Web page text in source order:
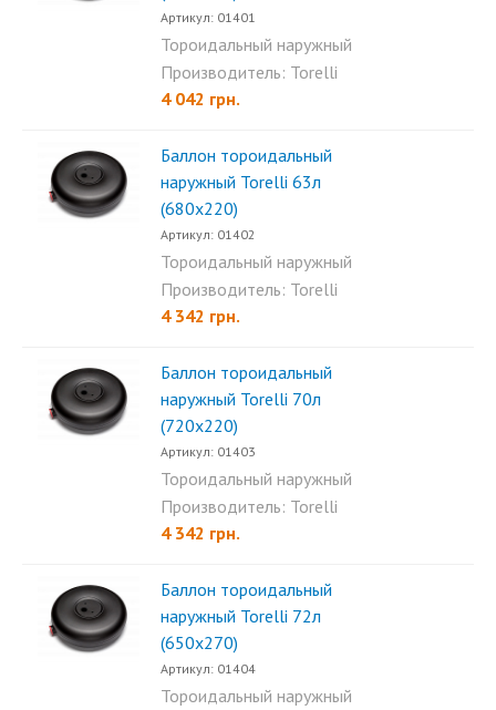
Артикул: 01401
Тороидальный наружный
баллон Torelli 57л (650x220)...
Производитель: Torelli
4 042 грн.
Баллон тороидальный
наружный Torelli 63л
(680х220)
Артикул: 01402
Тороидальный наружный
баллон Torelli 63л (680х220)...
Производитель: Torelli
4 342 грн.
Баллон тороидальный
наружный Torelli 70л
(720х220)
Артикул: 01403
Тороидальный наружный
баллон Torelli 70л (720х220)...
Производитель: Torelli
4 342 грн.
Баллон тороидальный
наружный Torelli 72л
(650х270)
Артикул: 01404
Тороидальный наружный